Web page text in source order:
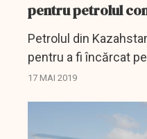
pentru petrolul
Petrolul din
pentru a fi încărcat
portul Ust-Luga de la
17 MAI 2019